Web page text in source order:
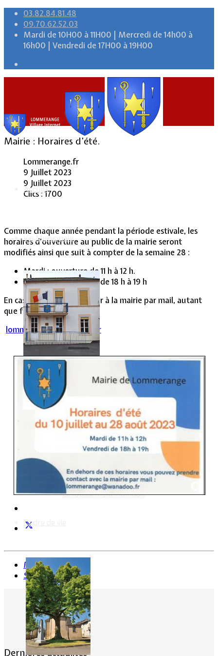
03.82.84.81.48
09.70.62.52.03
Mardi de 10H00 à 11H00 | Mercredi de 14h00 à
16h00 | Vendredi de 17H00 à 19H00
Accueil
Vie Municipale
Votre Mairie
Le mot du Maire
CR des conseils municipaux
Service administratif
Le Village
La salle communale
Intercommunalité
Plan de situation
Sodevam Nord-Lorraine
Hambois, rappel historique
Le lotissement Hambois
Cadre de vie
Mairie : Horaires d’été.
Lommerange.fr
9 Juillet 2023
9 Juillet 2023
Clics : 1700
Comme chaque année pendant la période estivale, les
horaires d’ouverture au public de la mairie seront
modifiés ainsi que suit à compter de la semaine 28 :
Mardi : ouverture de 11 h à 12 h.
Vendredi : ouverture de 18 h à 19 h
En cas d’urgence, s’adresser à la mairie par mail, autant
que faire se peut :
lommerange@wanadoo.fr
Précédent
Suivant
Dernières actualités